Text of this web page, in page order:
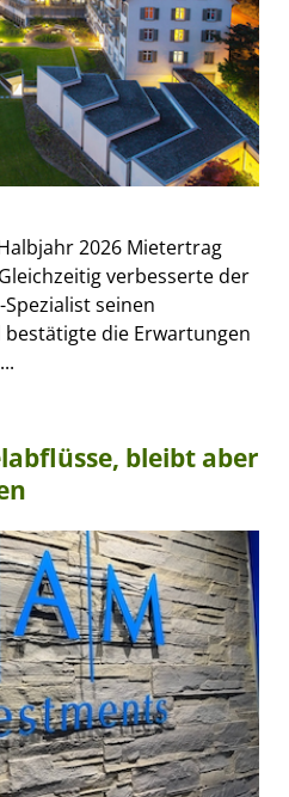
2026 Mietertrag
verbesserte der
seinen
die Erwartungen
bleibt aber